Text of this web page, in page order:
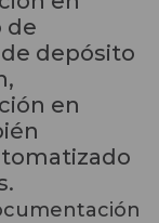
de
depósito
en